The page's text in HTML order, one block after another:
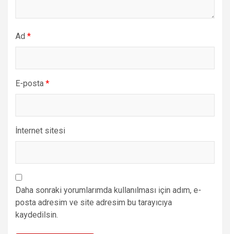
Ad *
E-posta *
İnternet sitesi
Daha sonraki yorumlarımda kullanılması için adım, e-
posta adresim ve site adresim bu tarayıcıya
kaydedilsin.